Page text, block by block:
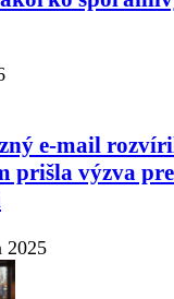
e-mail
prišla výzva
2025